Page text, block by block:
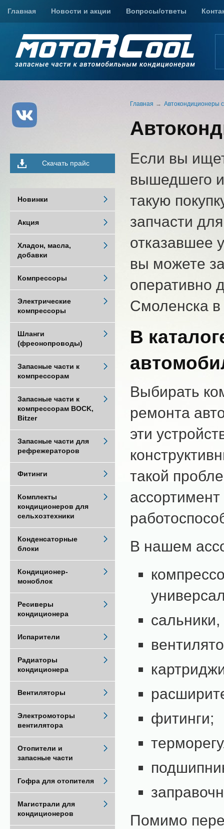
Главная Новости и акции Вопросы/ответы
Главная Автокондиционеры
Если вы
вышедшего
такую
запчасти
отказавшее
вы можете
оперативно
Смоленска
В
Выбирать
ремонта
эти
такой
В нашем
фитинги;
Помимо
Скачать прайс
Новинки
Акция
Хладон, масла,
добавки
Компрессоры
Электрические
компрессоры
Шланги
(фреонопроводы)
Запасные части к
компрессорам
Запасные части к
компрессорам BOCK,
Bitzer
Запасные части для
рефрежераторов
Фитинги
Комплекты
кондиционеров для
сельхозтехники
Конденсаторные
блоки
Кондиционер-
моноблок
Ресиверы
кондиционера
Испарители
Радиаторы
кондиционера
Вентиляторы
Электромоторы
вентилятора
Отопители и
запасные части
Гофра для отопителя
Магистрали для
кондиционеров